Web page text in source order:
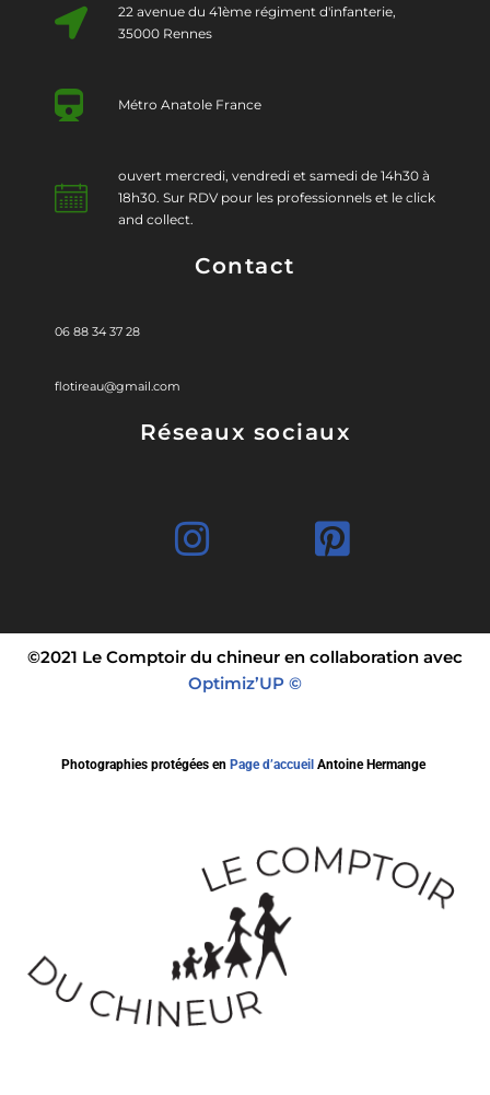
22 avenue du 41ème régiment d'infanterie,
35000 Rennes
Métro Anatole France
ouvert mercredi, vendredi et samedi de 14h30 à
18h30. Sur RDV pour les professionnels et le click
and collect.
Contact
06 88 34 37 28
flotireau@gmail.com
Réseaux sociaux
©2021 Le Comptoir du chineur en collaboration avec
Optimiz’UP ©
Photographies protégées en Page d’accueil Antoine Hermange